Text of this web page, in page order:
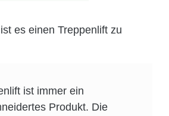
es einen Treppenlift zu
ist immer ein
Produkt. Die